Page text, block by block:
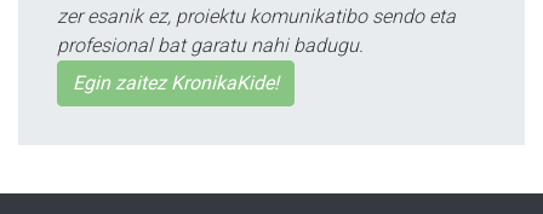
zer esanik ez, proiektu komunikatibo sendo eta
profesional bat garatu nahi badugu.
Egin zaitez KronikaKide!